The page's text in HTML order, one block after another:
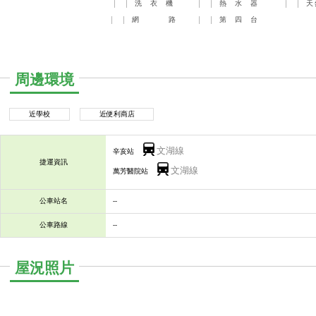
洗 衣 機
網 路
熱 水 器
第 四 台
天
周邊環境
近學校 近便利商店
捷運資訊
辛亥站 文湖線
萬芳醫院站 文湖線
公車站名 --
公車路線 --
屋況照片